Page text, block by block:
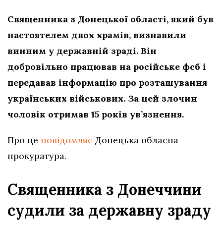
Священника з Донецької області, який був
настоятелем двох храмів, визнавили
винним у державній зраді. Він
добровільно працював на російське фсб і
передавав інформацію про розташування
українських військових. За цей злочин
чоловік отримав 15 років ув’язнення.
Про це повідомляє Донецька обласна
прокуратура.
Священника з Донеччини
судили за державну зраду